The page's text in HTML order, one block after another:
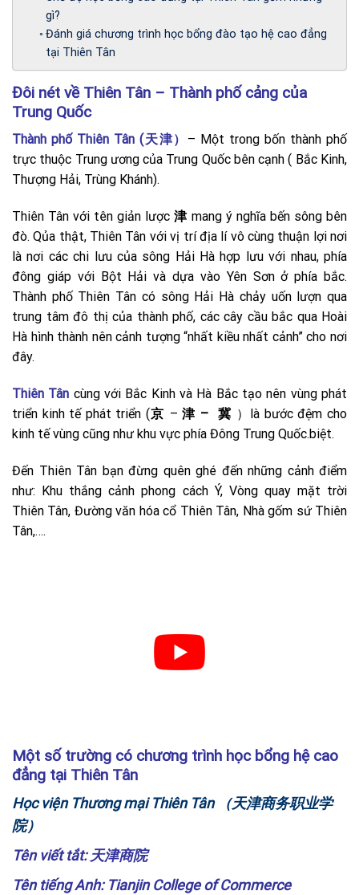
gì?
Đánh giá chương trình học bổng đào tạo hệ cao đẳng
tại Thiên Tân
Đôi nét về Thiên Tân – Thành phố cảng của
Trung Quốc
Thành phố Thiên Tân (天津） – Một trong bốn thành phố
trực thuộc Trung ương của Trung Quốc bên cạnh ( Bắc Kinh,
Thượng Hải, Trùng Khánh).
Thiên Tân với tên giản lược 津 mang ý nghĩa bến sông bên
đò. Qủa thật, Thiên Tân với vị trí địa lí vô cùng thuận lợi nơi
là nơi các chi lưu của sông Hải Hà hợp lưu với nhau, phía
đông giáp với Bột Hải và dựa vào Yên Sơn ở phía bắc.
Thành phố Thiên Tân có sông Hải Hà chảy uốn lượn qua
trung tâm đô thị của thành phố, các cây cầu bắc qua Hoài
Hà hình thành nên cảnh tượng “nhất kiều nhất cảnh” cho nơi
đây.
Thiên Tân cùng với Bắc Kinh và Hà Bắc tạo nên vùng phát
triển kinh tế phát triển (京 –津 – 冀 ）là bước đệm cho
kinh tế vùng cũng như khu vực phía Đông Trung Quốc.biệt.
Đến Thiên Tân bạn đừng quên ghé đến những cảnh điểm
như: Khu thắng cảnh phong cách Ý, Vòng quay mặt trời
Thiên Tân, Đường văn hóa cổ Thiên Tân, Nhà gốm sứ Thiên
Tân,….
Một số trường có chương trình học bổng hệ cao
đẳng tại Thiên Tân
Học viện Thương mại Thiên Tân
（天津商务职业学
院）
Tên viết tắt: 天津商院
Tên tiếng Anh: Tianjin College of Commerce